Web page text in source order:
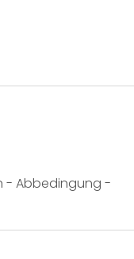
- Abbedingung -